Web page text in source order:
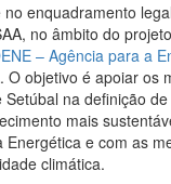
enquadramento
no âmbito do projeto
– Agência para a
O objetivo é apoiar os
Setúbal na definição
mais
Energética e com as
climática.